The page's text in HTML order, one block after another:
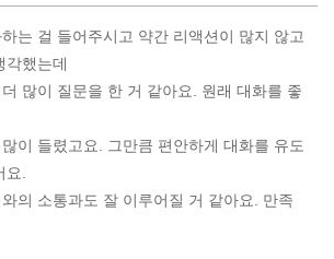
는 걸 들어주시고 약간 리액션이 많지 않고
각했는데
많이 질문을 한 거 같아요. 원래 대화를 좋
이 들렸고요. 그만큼 편안하게 대화를 유도
.
의 소통과도 잘 이루어질 거 같아요. 만족